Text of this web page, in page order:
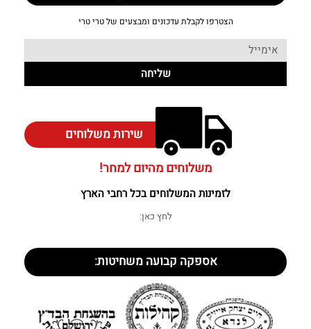
הצטרפו לקבלת עדכונים ומבצעים של טרי טרי
שליחה
שירות משלוחים
משלוחים מהיום למחר!
לזמינות המשלוחים בכל רחבי הארץ
לחץ כאן:
אספקה קבועה משחיטות: